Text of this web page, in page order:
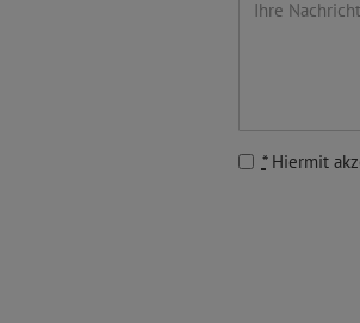
*Hiermit